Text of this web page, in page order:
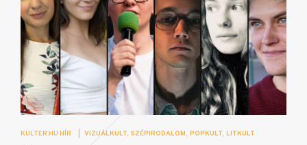
KULTER.HU HÍR VIZUÁLKULT SZÉPIRODALOM POPKULT LITKULT